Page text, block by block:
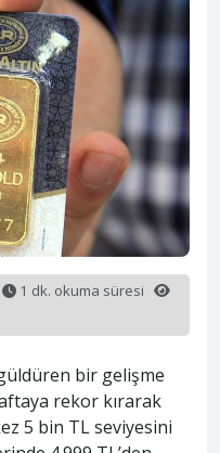
1 dk. okuma süresi
güldüren bir gelişme
rekor kırarak
5 bin TL seviyesini